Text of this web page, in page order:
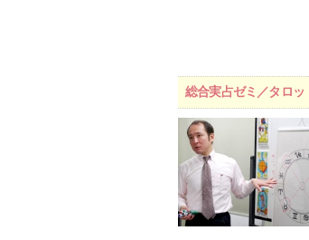
総合実占ゼミ／タロ